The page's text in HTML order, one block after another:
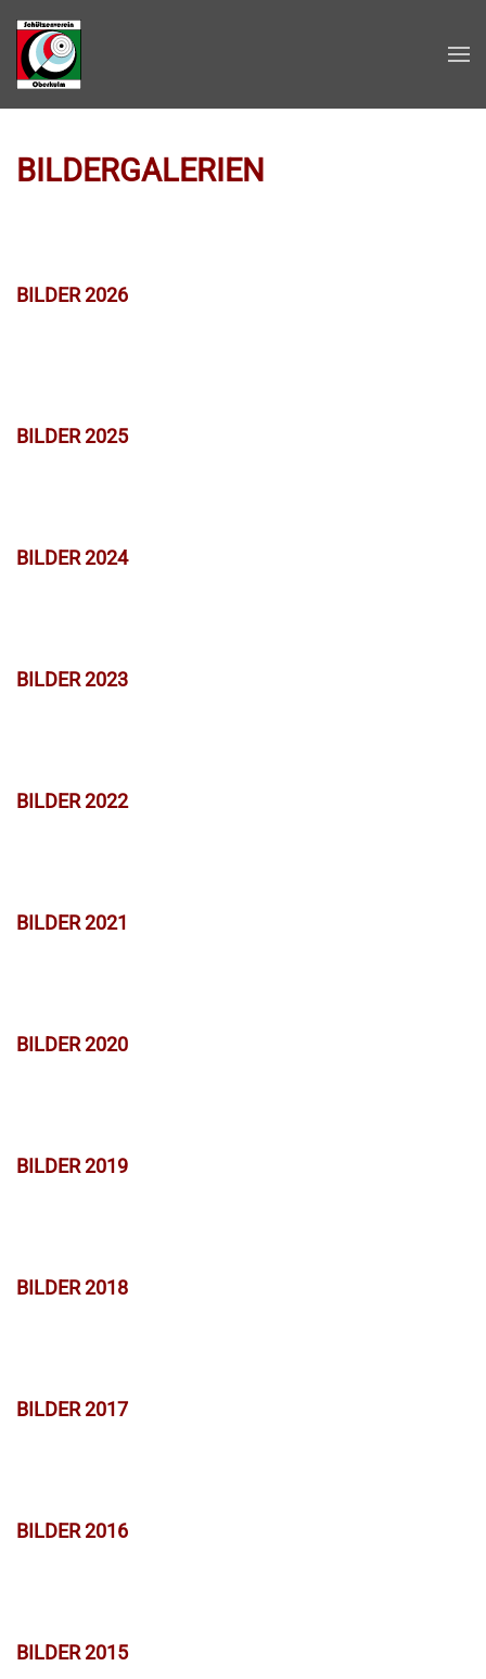
Zum Hauptinhalt springen
BILDERGALERIEN
BILDER 2026
BILDER 2025
BILDER 2024
BILDER 2023
BILDER 2022
BILDER 2021
BILDER 2020
BILDER 2019
BILDER 2018
BILDER 2017
BILDER 2016
BILDER 2015